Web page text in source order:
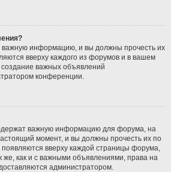
информацию, и вы должны прочесть их
вверху каждого из форумов и в вашем
важных объявлений
конференции.
важную информацию для форума, на
момент, и вы должны прочесть их по
вверху каждой страницы форума,
же, как и с важными объявлениями, права на
администратором.